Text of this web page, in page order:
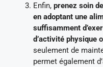
Enfin, prenez soin
en adoptant une
suffisamment
d’activité physique
seulement de
permet également